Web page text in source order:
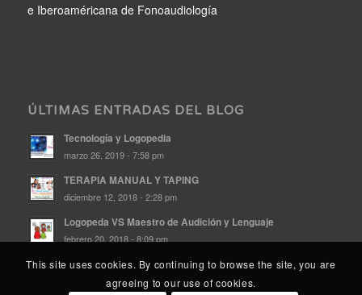
e Iberoaméricana de Fonoaudiología
ÚLTIMAS ENTRADAS DEL BLOG
Tecnología y Logopedia
marzo 26, 2019 - 7:58 pm
TERAPIA MANUAL Y TAPING
diciembre 12, 2018 - 2:28 pm
Logopeda VS Maestro de Audición y Lenguaje
febrero 20, 2018 - 8:09 pm
This site uses cookies. By continuing to browse the site, you are
agreeing to our use of cookies.